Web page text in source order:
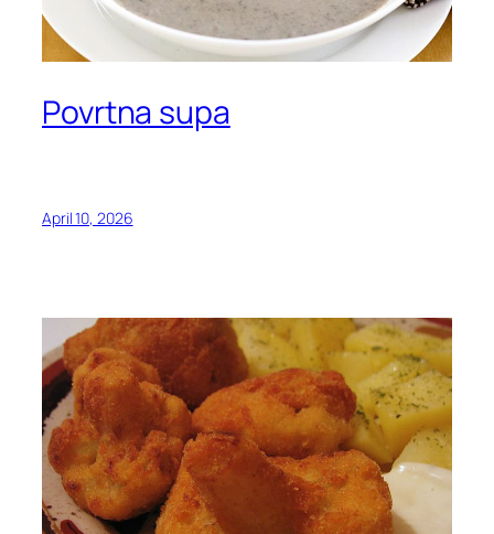
Povrtna supa
April 10, 2026